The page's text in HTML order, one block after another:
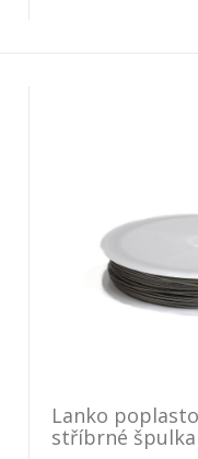
Lanko
stříbrné